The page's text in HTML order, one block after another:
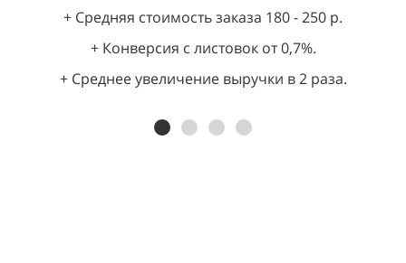
+ Средняя стоимость заказа 180 - 250 р.
+ Конверсия с листовок от 0,7%.
+ Среднее увеличение выручки в 2 раза.